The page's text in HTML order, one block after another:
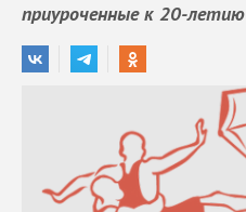
приуроченные к 20-